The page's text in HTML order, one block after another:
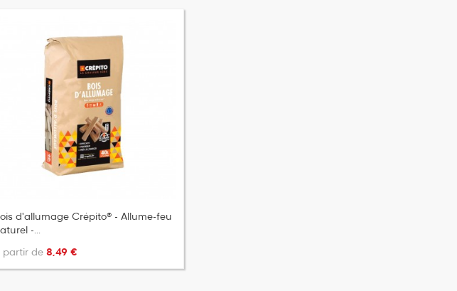
d'allumage Crépito® - Allume-feu
-...
partir de 8,49 €